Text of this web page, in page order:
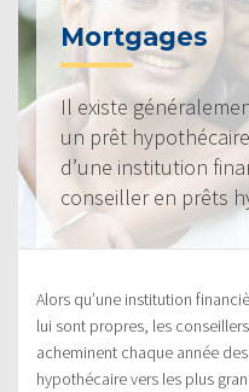
Mortgages
Il existe
un prêt
d’une institution
conseiller en prêts
Alors qu’une institution
lui sont propres, les
acheminent chaque année
hypothécaire vers les plus